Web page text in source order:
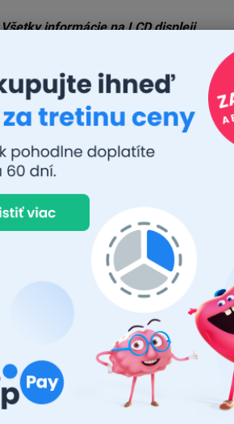
Všetky informácie na LCD displeji
Veľký informačný displej umiestnený
prevádzke elektrobicykla, vrátane
Tento displej má IPX7 krytie, čo
spoľahlivú prevádzku aj v
Regulácia rýchlosti
Regulátor rýchlosti je elektronický
ako dynamická brzda.
Táto funkcia
ich zručnosti a preferencie. Zároveň
stratu energie spôsobenú
elektrobicykle patrí medzi najlepšie
Pôsobivý výkon
Elektrobicykel je vybavený výkonným
rýchlosť až 25 km/h. Vďaka 7-stupňovej
umožní rýchlo a bezpečne doraziť do